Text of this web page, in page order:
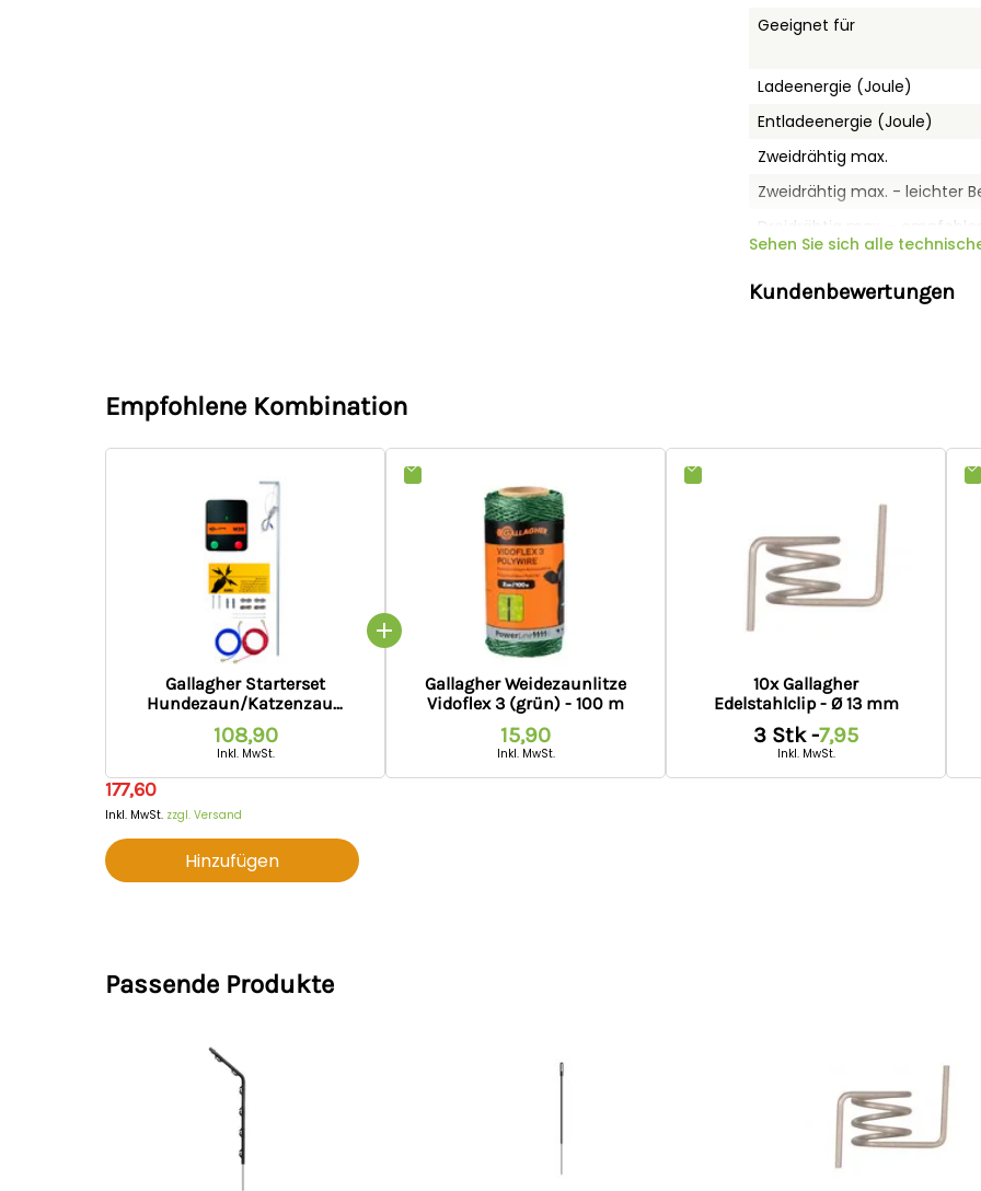
1x Gallagher M35
4x Drahtverbinder Vidoflex
1x Verbindungskabel (5
1x Verbindungskabel (5
1x Warnschild universal
1x Montage-Set
1x Bedienungsanleitung
Jetzt mit 7 Jahren
* Herstellergarantie nach
Garantiebedingungen
Fügen Sie für jeweils 33 m
Gallagher Europe
Geeignet für
Ladeenergie (Joule)
Entladeenergie (Joule)
Zweidrähtig max.
Zweidrähtig max. - leichter
Dreidrähtig max. - empfohlen
Spannung bei 500 Ohm/Ω
Sehen Sie sich alle
Kundenbewertungen
Empfohlene Kombination
Gallagher Starterset
Hundezaun/Katzenzaun
M35 (230V)
108,90
Inkl. MwSt.
Gallagher Weidezaunlitze
Vidoflex 3 (grün) - 100 m
15,90
Inkl. MwSt.
10x Gallagher
Edelstahlclip - Ø 13 mm
3 Stk -7,95
Inkl. MwSt.
177,60
Inkl. MwSt. zzgl. Versand
Hinzufügen
Passende Produkte